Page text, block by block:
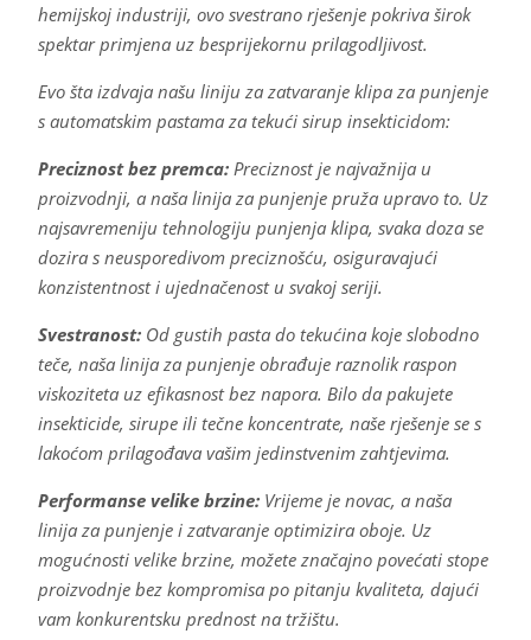
hemijskoj industriji, ovo svestrano rješenje pokriva širok
spektar primjena uz besprijekornu prilagodljivost.
Evo šta izdvaja našu liniju za zatvaranje klipa za punjenje
s automatskim pastama za tekući sirup insekticidom:
Preciznost bez premca:Preciznost je najvažnija u
proizvodnji, a naša linija za punjenje pruža upravo to. Uz
najsavremeniju tehnologiju punjenja klipa, svaka doza se
dozira s neusporedivom preciznošću, osiguravajući
konzistentnost i ujednačenost u svakoj seriji.
Svestranost:Od gustih pasta do tekućina koje slobodno
teče, naša linija za punjenje obrađuje raznolik raspon
viskoziteta uz efikasnost bez napora. Bilo da pakujete
insekticide, sirupe ili tečne koncentrate, naše rješenje se s
lakoćom prilagođava vašim jedinstvenim zahtjevima.
Performanse velike brzine:Vrijeme je novac, a naša
linija za punjenje i zatvaranje optimizira oboje. Uz
mogućnosti velike brzine, možete značajno povećati stope
proizvodnje bez kompromisa po pitanju kvaliteta, dajući
vam konkurentsku prednost na tržištu.